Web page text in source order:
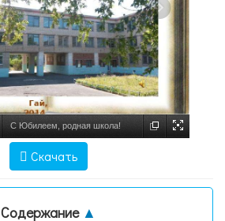
С Юбилеем, родная школа!
школа №6», слайд №1
Скачать
Содержание ▲